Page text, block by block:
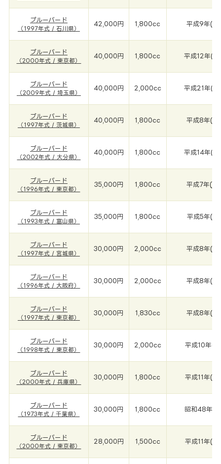
ブルーバード
（1997年式 / 石川県）
42,000円 1,800cc 平成9年
ブルーバード
（2000年式 / 東京都）
40,000円 1,800cc 平成12年
ブルーバード
（2009年式 / 埼玉県）
40,000円 2,000cc 平成21年
ブルーバード
（1997年式 / 茨城県）
40,000円 1,800cc 平成8年
ブルーバード
（2002年式 / 大分県）
40,000円 1,800cc 平成14年
ブルーバード
（1996年式 / 東京都）
35,000円 1,800cc 平成7年
ブルーバード
（1993年式 / 富山県）
35,000円 1,800cc 平成5年
ブルーバード
（1997年式 / 宮城県）
30,000円 2,000cc 平成8年
ブルーバード
（1996年式 / 大阪府）
30,000円 2,000cc 平成8年
ブルーバード
（1997年式 / 東京都）
30,000円 1,830cc 平成8年
ブルーバード
（1998年式 / 東京都）
30,000円 2,000cc 平成10年
ブルーバード
（2000年式 / 兵庫県）
30,000円 1,800cc 平成11年
ブルーバード
（1973年式 / 千葉県）
30,000円 1,800cc 昭和48年
ブルーバード
（2000年式 / 東京都）
28,000円 1,500cc 平成11年